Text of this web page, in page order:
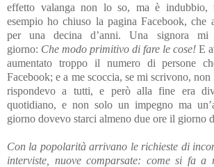
effetto valanga non lo so, ma è indubbio,
esempio ho chiuso la pagina Facebook, che
per una decina d’anni. Una signora mi
giorno: Che modo primitivo di fare le cose! E
aumentato troppo il numero di persone
Facebook; e a me scoccia, se mi scrivono,
rispondevo a tutti, e però alla fine era
quotidiano, e non solo un impegno ma
giorno dovevo starci almeno due ore il giorno
Con la popolarità arrivano le richieste di
interviste, nuove comparsate: come si fa a